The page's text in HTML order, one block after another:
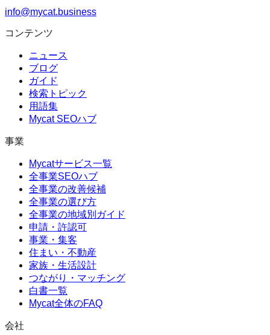
info@mycat.business
コンテンツ
ニュース
ブログ
ガイド
検索トピック
用語集
Mycat SEOハブ
事業
Mycatサービス一覧
全事業SEOハブ
全事業の改善候補
全事業の選び方
全事業の地域別ガイド
申請・許認可
事業・集客
住まい・不動産
家族・生活設計
つながり・マッチング
白書一覧
Mycat全体のFAQ
会社